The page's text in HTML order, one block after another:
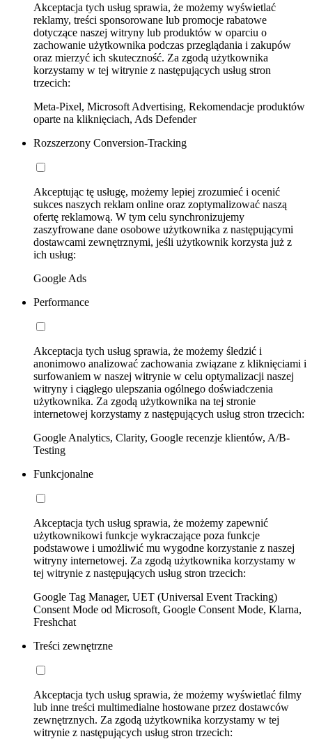
Akceptacja tych usług sprawia, że możemy wyświetlać
reklamy, treści sponsorowane lub promocje rabatowe
dotyczące naszej witryny lub produktów w oparciu o
zachowanie użytkownika podczas przeglądania i zakupów
oraz mierzyć ich skuteczność. Za zgodą użytkownika
korzystamy w tej witrynie z następujących usług stron
trzecich:
Meta-Pixel, Microsoft Advertising, Rekomendacje produktów
oparte na kliknięciach, Ads Defender
Rozszerzony Conversion-Tracking
Akceptując tę usługę, możemy lepiej zrozumieć i ocenić
sukces naszych reklam online oraz zoptymalizować naszą
ofertę reklamową. W tym celu synchronizujemy
zaszyfrowane dane osobowe użytkownika z następującymi
dostawcami zewnętrznymi, jeśli użytkownik korzysta już z
ich usług:
Google Ads
Performance
Akceptacja tych usług sprawia, że możemy śledzić i
anonimowo analizować zachowania związane z kliknięciami i
surfowaniem w naszej witrynie w celu optymalizacji naszej
witryny i ciągłego ulepszania ogólnego doświadczenia
użytkownika. Za zgodą użytkownika na tej stronie
internetowej korzystamy z następujących usług stron trzecich:
Google Analytics, Clarity, Google recenzje klientów, A/B-
Testing
Funkcjonalne
Akceptacja tych usług sprawia, że możemy zapewnić
użytkownikowi funkcje wykraczające poza funkcje
podstawowe i umożliwić mu wygodne korzystanie z naszej
witryny internetowej. Za zgodą użytkownika korzystamy w
tej witrynie z następujących usług stron trzecich:
Google Tag Manager, UET (Universal Event Tracking)
Consent Mode od Microsoft, Google Consent Mode, Klarna,
Freshchat
Treści zewnętrzne
Akceptacja tych usług sprawia, że możemy wyświetlać filmy
lub inne treści multimedialne hostowane przez dostawców
zewnętrznych. Za zgodą użytkownika korzystamy w tej
witrynie z następujących usług stron trzecich: